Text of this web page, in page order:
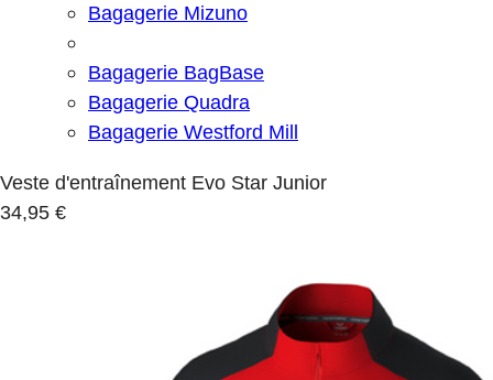
Bagagerie Mizuno
Bagagerie BagBase
Bagagerie Quadra
Bagagerie Westford Mill
Veste d'entraînement Evo Star Junior
34,95 €